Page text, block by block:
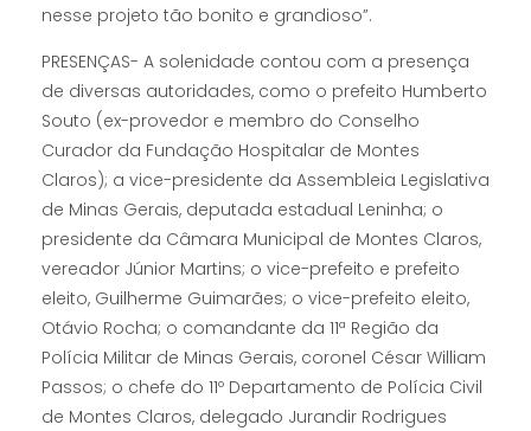
nesse projeto tão bonito e grandioso”.
PRESENÇAS- A solenidade contou com a presença
de diversas autoridades, como o prefeito Humberto
Souto (ex-provedor e membro do Conselho
Curador da Fundação Hospitalar de Montes
Claros); a vice-presidente da Assembleia Legislativa
de Minas Gerais, deputada estadual Leninha; o
presidente da Câmara Municipal de Montes Claros,
vereador Júnior Martins; o vice-prefeito e prefeito
eleito, Guilherme Guimarães; o vice-prefeito eleito,
Otávio Rocha; o comandante da 11ª Região da
Polícia Militar de Minas Gerais, coronel César William
Passos; o chefe do 11º Departamento de Polícia Civil
de Montes Claros, delegado Jurandir Rodrigues